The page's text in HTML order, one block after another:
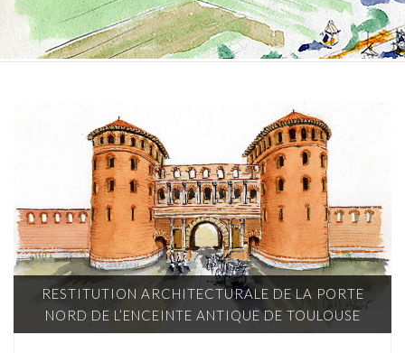
RESTITUTION ARCHITECTURALE DE LA PORTE
NORD DE L’ENCEINTE ANTIQUE DE TOULOUSE